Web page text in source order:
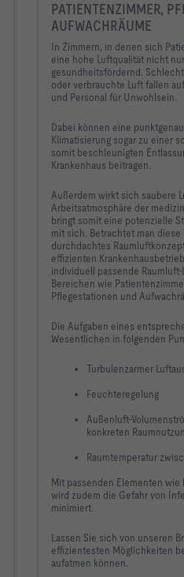
PATIENTENZIMMER,
AUFWACHRÄUME
In Zimmern, in denen sich
eine hohe Luftqualität nicht
gesundheitsfördernd.
oder verbrauchte Luft fallen
und Personal für Unwohlsein.
Dabei können eine
Klimatisierung sogar zu einer
somit beschleunigten
Krankenhaus beitragen.
Außerdem wirkt sich saubere
Arbeitsatmosphäre der
bringt somit eine potenzielle
mit sich. Betrachtet man
durchdachtes
effizienten
individuell passende
Bereichen wie
Pflegestationen und
Die Aufgaben eines
Wesentlichen in folgenden
Turbulenzarmer
Feuchteregelung
Außenluft-
konkreten
Raumtemperatur
Mit passenden Elementen wie
wird zudem die Gefahr von
minimiert.
Lassen Sie sich von unseren
effizientesten Möglichkeiten
aufatmen können.